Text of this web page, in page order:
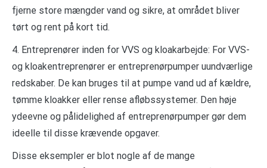
fjerne store mængder vand og sikre, at området bliver
tørt og rent på kort tid.
4. Entreprenører inden for VVS og kloakarbejde: For VVS-
og kloakentreprenører er entreprenørpumper uundværlige
redskaber. De kan bruges til at pumpe vand ud af kældre,
tømme kloakker eller rense afløbssystemer. Den høje
ydeevne og pålidelighed af entreprenørpumper gør dem
ideelle til disse krævende opgaver.
Disse eksempler er blot nogle af de mange